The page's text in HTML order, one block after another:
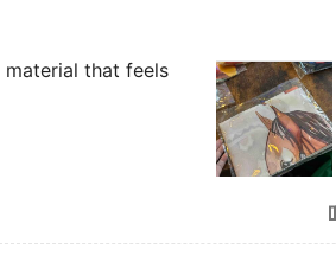
material that feels